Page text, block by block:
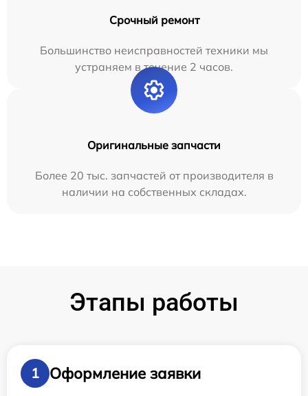
Срочный ремонт
Большинство неисправностей техники мы
устраняем в течение 2 часов.
Оригинальные запчасти
Более 20 тыс. запчастей от производителя в
наличии на собственных складах.
Этапы работы
1
Оформление заявки